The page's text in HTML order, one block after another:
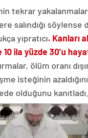
tekrar
salındığı söylense
yıpratıcı. Kanları
ila yüzde 30’u
ölüm oranı
isteğinin
olduğunu kanıtladı.